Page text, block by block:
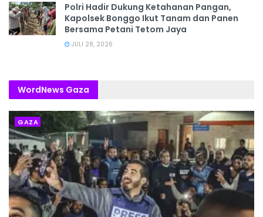
Polri Hadir Dukung Ketahanan Pangan,
Kapolsek Bonggo Ikut Tanam dan Panen
Bersama Petani Tetom Jaya
JULI 28, 2026
WordNews Gaza
GAZA